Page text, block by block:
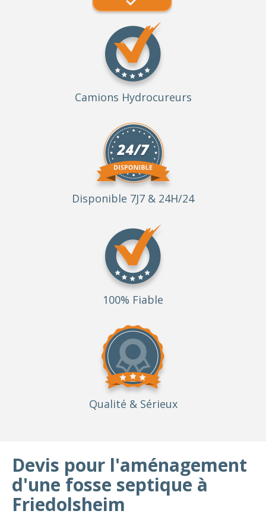
Camions Hydrocureurs
Disponible 7J7 & 24H/24
100% Fiable
Qualité & Sérieux
Devis pour l'aménagement
d'une fosse septique à
Friedolsheim